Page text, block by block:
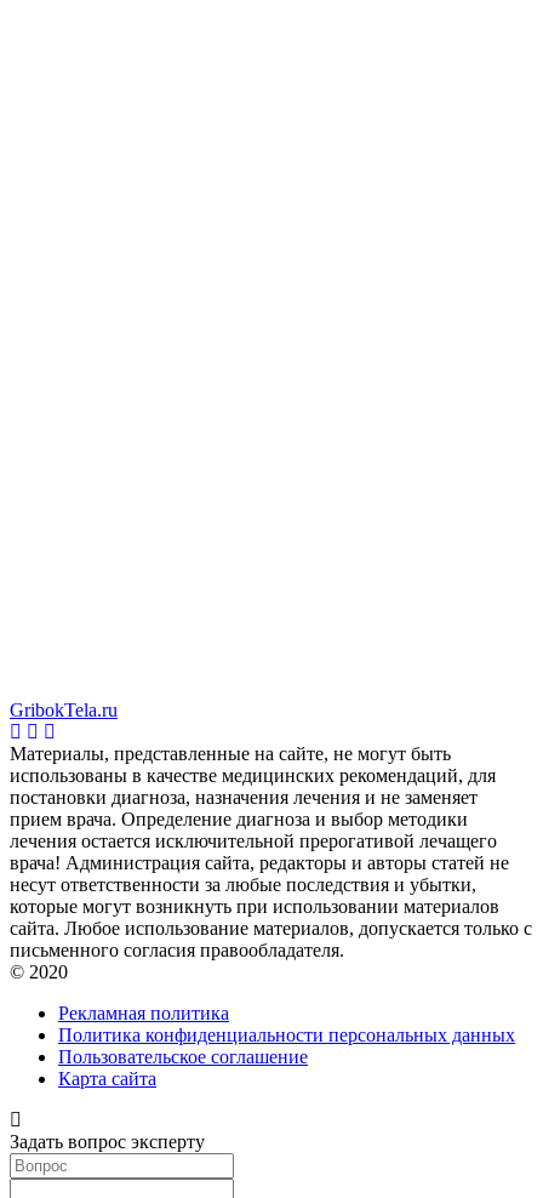
GribokTela.ru
Материалы, представленные на сайте, не могут быть
использованы в качестве медицинских рекомендаций, для
постановки диагноза, назначения лечения и не заменяет
прием врача. Определение диагноза и выбор методики
лечения остается исключительной прерогативой лечащего
врача! Администрация сайта, редакторы и авторы статей не
несут ответственности за любые последствия и убытки,
которые могут возникнуть при использовании материалов
сайта. Любое использование материалов, допускается только с
письменного согласия правообладателя.
© 2020
Рекламная политика
Политика конфиденциальности персональных данных
Пользовательское соглашение
Карта сайта
Задать вопрос эксперту